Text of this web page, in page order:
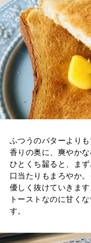
ふつうのバターより
香りの奥に、爽やかな
ひとくち齧ると、ま
口当たりもまろやか
優しく抜けていきま
トーストなのに甘く
す。